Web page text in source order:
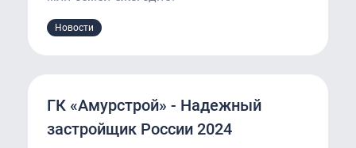
Новости
ГК «Амурстрой» - Надежный
застройщик России 2024